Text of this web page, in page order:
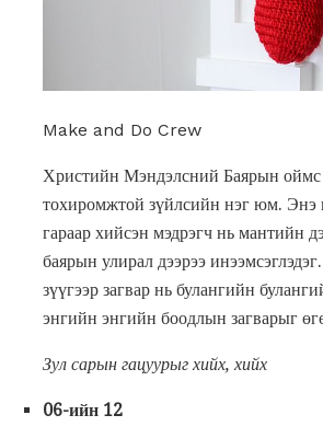
Make and Do Crew
Христийн Мэндэлсний Баярын оймс
тохиромжтой зүйлсийн нэг юм. Энэ
гараар хийсэн мэдрэгч нь мантийн
баярын улирал дээрээ
зүүгээр загвар нь булангийн
энгийн энгийн боодлын загварыг
Зул сарын гацуурыг хийх, хийх
06-ийн 12